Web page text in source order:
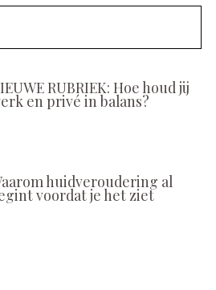
RUBRIEK: Hoe houd jij
en privé in balans?
huidveroudering al
voordat je het ziet